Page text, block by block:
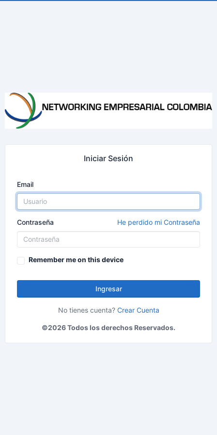
Iniciar Sesión
Email
Contraseña He perdido mi Contraseña
Remember me on this device
Ingresar
No tienes cuenta? Crear Cuenta
©2026 Todos los derechos Reservados.